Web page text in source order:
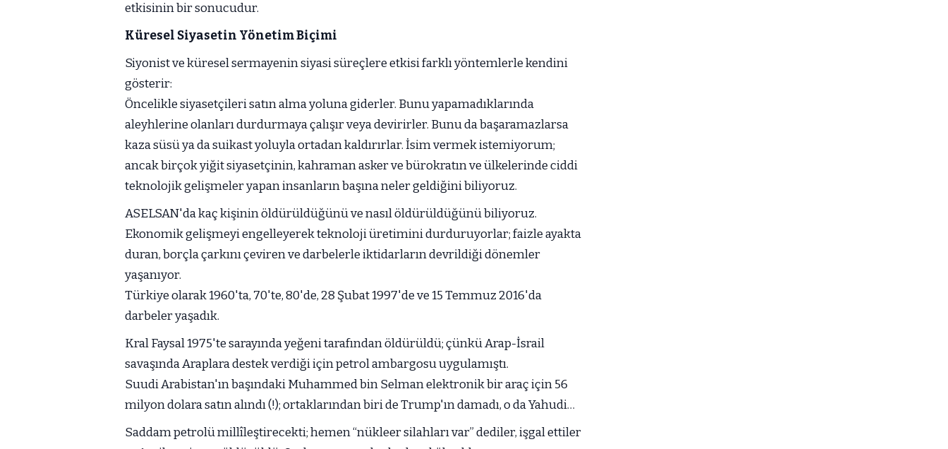
etkisinin bir sonucudur.
Küresel Siyasetin Yönetim Biçimi
Siyonist ve küresel sermayenin siyasi süreçlere etkisi farklı yöntemlerle kendini
gösterir:
Öncelikle siyasetçileri satın alma yoluna giderler. Bunu yapamadıklarında
aleyhlerine olanları durdurmaya çalışır veya devirirler. Bunu da başaramazlarsa
kaza süsü ya da suikast yoluyla ortadan kaldırırlar. İsim vermek istemiyorum;
ancak birçok yiğit siyasetçinin, kahraman asker ve bürokratın ve ülkelerinde ciddi
teknolojik gelişmeler yapan insanların başına neler geldiğini biliyoruz.
ASELSAN'da kaç kişinin öldürüldüğünü ve nasıl öldürüldüğünü biliyoruz.
Ekonomik gelişmeyi engelleyerek teknoloji üretimini durduruyorlar; faizle ayakta
duran, borçla çarkını çeviren ve darbelerle iktidarların devrildiği dönemler
yaşanıyor.
Türkiye olarak 1960'ta, 70'te, 80'de, 28 Şubat 1997'de ve 15 Temmuz 2016'da
darbeler yaşadık.
Kral Faysal 1975'te sarayında yeğeni tarafından öldürüldü; çünkü Arap-İsrail
savaşında Araplara destek verdiği için petrol ambargosu uygulamıştı.
Suudi Arabistan'ın başındaki Muhammed bin Selman elektronik bir araç için 56
milyon dolara satın alındı (!); ortaklarından biri de Trump'ın damadı, o da Yahudi…
Saddam petrolü millîleştirecekti; hemen “nükleer silahları var” dediler, işgal ettiler